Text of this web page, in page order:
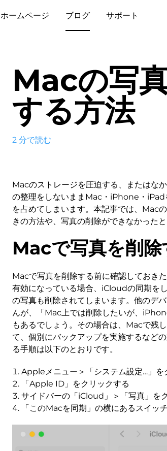
ホームページ ブログ サポート
Macの写
する方法
2 分で読む
Macのストレージを圧迫する、またはな
の整理をしないままMac・iPhone・iPad
を占めてしまいます。本記事では、Mac
きの方法や、写真の削除ができなかった
Macで写真を削
Macで写真を削除する前に確認しておき
有効になっている場合、iCloudの同期を
の写真も削除されてしまいます。他のデ
んが、「Mac上では削除したいが、
もあるでしょう。その場合は、Macで残
て、個別にバックアップを実施するなど
る手順は以下のとおりです。
Appleメニュー＞「システム設定…」を
「Apple ID」をクリックする
サイドバーの「iCloud」＞「写真」を
「このMacを同期」の横にあるスイッ